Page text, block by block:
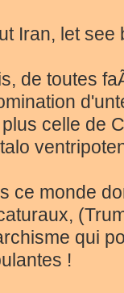
Iran, let see
de toutes
celle de
ce monde
qui
!